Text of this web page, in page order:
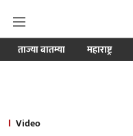
ताज्या बातम्या महाराष्ट्र
Video